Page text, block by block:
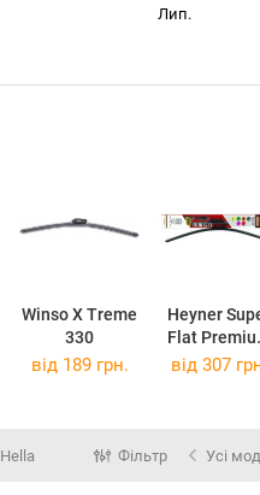
Лип.
Winso X Treme
330
Heyner
Flat
350
від 189 грн. від 307
Hella Фільтр Усі